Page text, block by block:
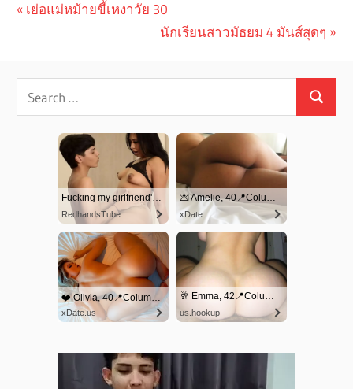
navigation
Previous
เย่อแม่หม้ายขี้เหงาวัย 30
Next
นักเรียนสาวมัธยม 4 มันส์สุดๆ